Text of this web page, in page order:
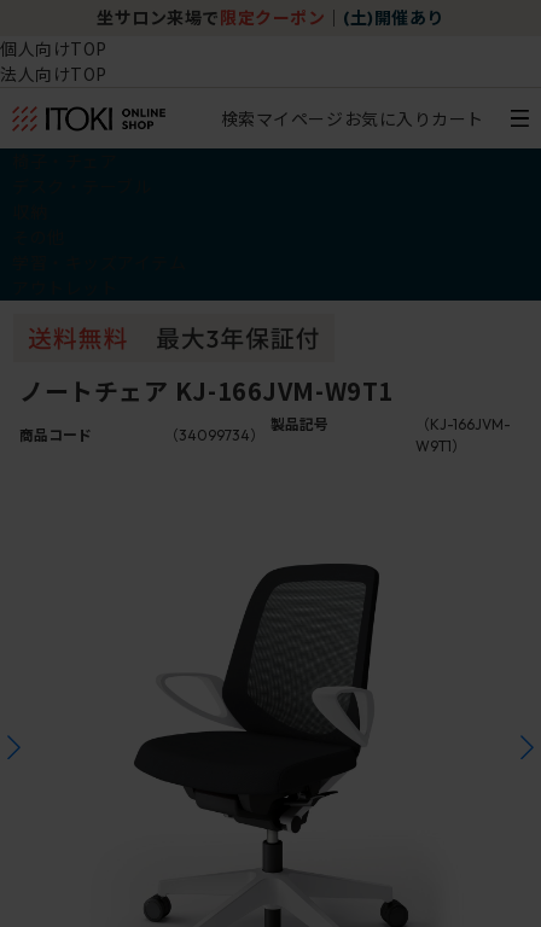
坐サロン来場で 限定クーポン (土)開催あり
個人向けTOP
法人向けTOP
検索マイページ お気に入り カート
ノートチェア KJ-166JVM-W9T1
商品コード （34099734）
製品記号
（KJ-166JVM-
W9T1）